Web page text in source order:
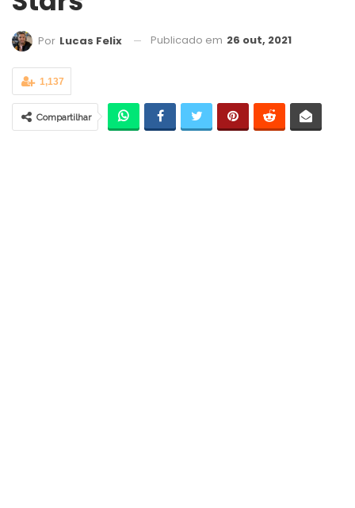
Por Lucas Felix Publicado em 26 out, 2021
1,137
Compartilhar